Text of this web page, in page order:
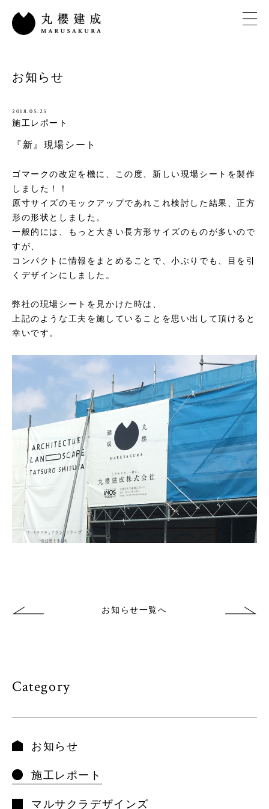
お知らせ
2018.05.25
施工レポート
『新』現場シート
ゴマークの改定を機に、この度、新しい現場シートを製作
しました！！
原寸サイズのモックアップであれこれ検討した結果、正方
形の形状としました。
一般的には、もっと大きい長方形サイズのものが多いので
すが、
コンパクトに情報をまとめることで、小ぶりでも、目を引
くデザインにしました。
弊社の現場シートを見かけた時は、
上記のような工夫を施していることを思い出して頂けると
幸いです。
お知らせ一覧へ
Category
お知らせ
施工レポート
マルサクラデザインズ